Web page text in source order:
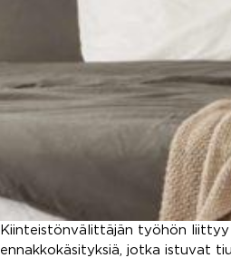
Kiinteistönvälittäjän työhön liittyy
ennakkokäsityksiä, jotka istuvat